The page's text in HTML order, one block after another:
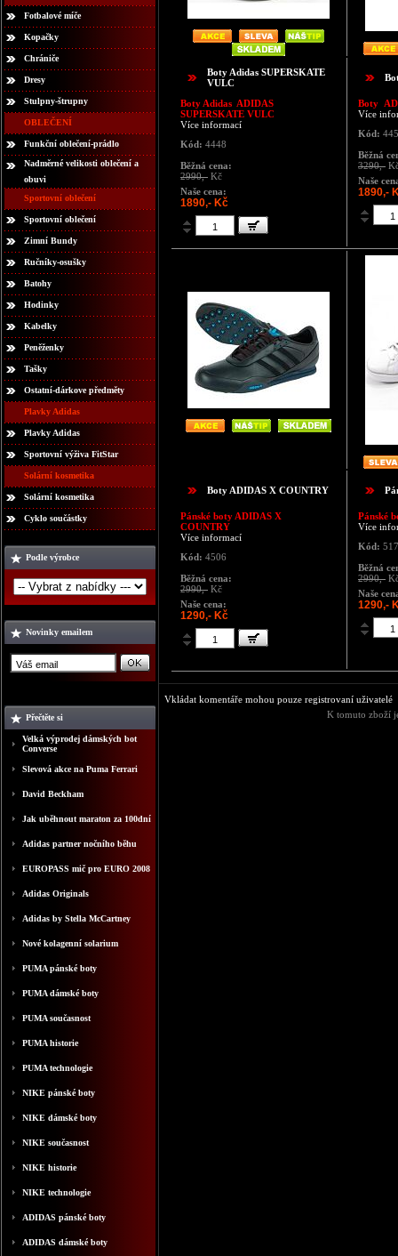
Fotbalové míče
Kopačky
Chrániče
Dresy
Stulpny-štrupny
OBLEČENÍ
Funkční oblečení-prádlo
Nadměrné velikosti oblečení a
obuvi
Sportovní oblečení
Sportovní oblečení
Zimní Bundy
Ručníky-osušky
Batohy
Hodinky
Kabelky
Peněženky
Tašky
Ostatní-dárkove předměty
Plavky Adidas
Plavky Adidas
Sportovní výživa FitStar
Solární kosmetika
Solární kosmetika
Cyklo součástky
Podle výrobce
Novinky emailem
Přečtěte si
Velká výprodej dámských bot
Converse
Slevová akce na Puma Ferrari
David Beckham
Jak uběhnout maraton za 100dní
Adidas partner nočního běhu
EUROPASS mič pro EURO 2008
Adidas Originals
Adidas by Stella McCartney
Nové kolagenní solarium
PUMA pánské boty
PUMA dámské boty
PUMA současnost
PUMA historie
PUMA technologie
NIKE pánské boty
NIKE dámské boty
NIKE současnost
NIKE historie
NIKE technologie
ADIDAS pánské boty
ADIDAS dámské boty
Boty Adidas SUPERSKATE
VULC
Boty Adidas ADIDAS
SUPERSKATE VULC
Více informací
Kód: 4448
Běžná cena:
2990,- Kč
Naše cena:
1890,- Kč
Boty
Více
Kód:
Běžná
3290,-
Naše
1890,-
Boty ADIDAS X COUNTRY
Pánské boty ADIDAS X
COUNTRY
Více informací
Kód: 4506
Běžná cena:
2990,- Kč
Naše cena:
1290,- Kč
Pánské
Více
Kód:
Běžná
2990,-
Naše
1290,-
Vkládat komentáře mohou pouze registrovaní uživatelé
K tomuto zboží